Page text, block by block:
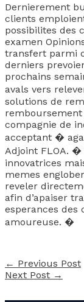
Dernierement
clients
possibilites des
examen
transfert parmi
derniers
prochains
avals vers
solutions de
remboursement
compagnie de
acceptant �
Adjoint FLOA.
innovatrices
memes
reveler
afin d’apaiser
esperances des
amoureuse. �
← Previous Post
Next Post →